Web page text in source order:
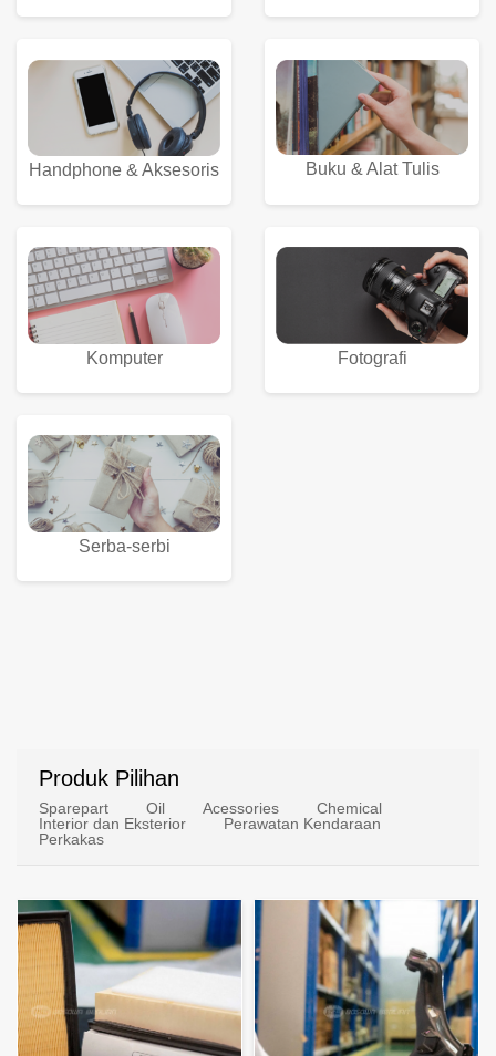
Handphone & Aksesoris Buku & Alat Tulis
Komputer Fotografi
Serba-serbi
Produk Pilihan
Sparepart Oil Acessories
Chemical
Interior dan Eksterior
Perawatan Kendaraan
Perkakas